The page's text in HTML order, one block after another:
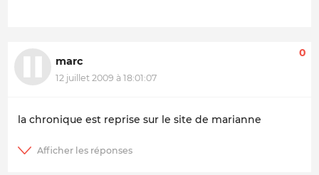
marc
12 juillet 2009 à 18:01:07
0
la chronique est reprise sur le site de marianne